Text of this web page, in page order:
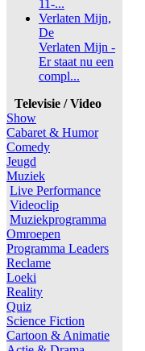
11-...
Verlaten Mijn,
De
Verlaten Mijn -
Er staat nu een
compl...
Televisie / Video
Show
Cabaret & Humor
Comedy
Jeugd
Muziek
Live Performance
Videoclip
Muziekprogramma
Omroepen
Programma Leaders
Reclame
Loeki
Reality
Quiz
Science Fiction
Cartoon & Animatie